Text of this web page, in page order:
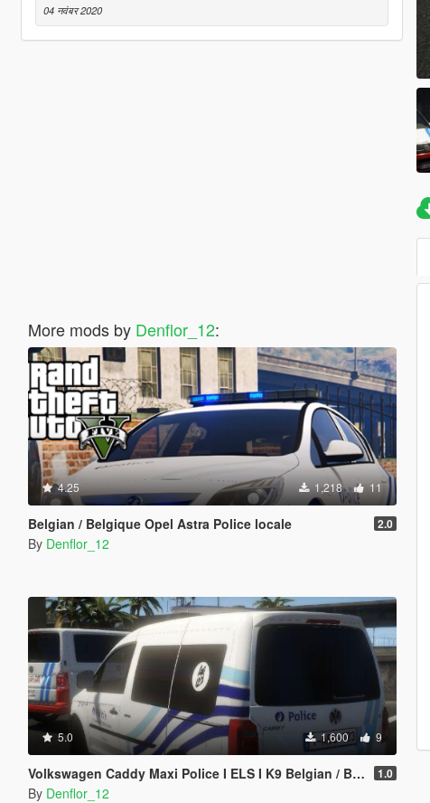
04 नवंबर 2020
More mods by Denflor_12:
4.25 1,218 11
Belgian / Belgique Opel Astra Police locale 2.0
By Denflor_12
5.0 1,600 9
Volkswagen Caddy Maxi Police I ELS I K9 Belgian / België 1.0
By Denflor_12